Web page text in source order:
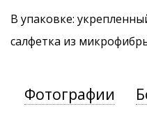
В упаковке:
салфетка из
Фотографии